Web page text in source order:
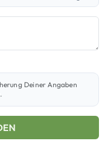
Deiner Angaben